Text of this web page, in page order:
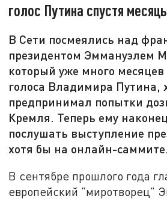
голос Путина спустя
В Сети посмеялись над
президентом Эммануэлем
который уже много
голоса Владимира Путина,
предпринимал попытки
Кремля. Теперь ему
послушать выступление
хотя бы на онлайн-саммите.
В сентябре прошлого года
европейский "миротворец"